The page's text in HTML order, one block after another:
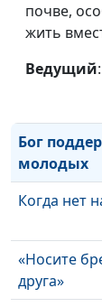
почве,
жить
Ведущий
Живите в
Бог
Бог
молодых
Когда нет
«Носите
друга»